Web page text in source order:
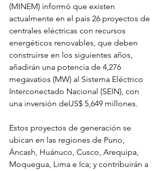
(MINEM) informó que existen
actualmente en el país 26 proyectos de
centrales eléctricas con recursos
energéticos renovables, que deben
construirse en los siguientes años,
añadirán una potencia de 4,276
megavatios (MW) al Sistema Eléctrico
Interconectado Nacional (SEIN), con
una inversión deUS$ 5,649 millones.
Estos proyectos de generación se
ubican en las regiones de Puno,
Áncash, Huánuco, Cusco, Arequipa,
Moquegua, Lima e Ica; y contribuirán a